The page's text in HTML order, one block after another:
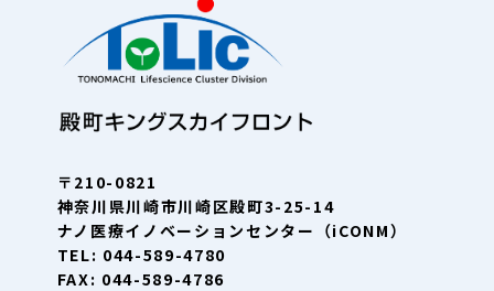
〒210-0821
神奈川県川崎市川崎区殿町3-25-14
ナノ医療イノベーションセンター（iCONM）
TEL: 044-589-4780
FAX: 044-589-4786